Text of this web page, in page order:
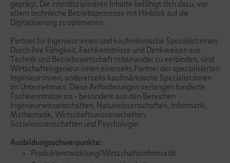
geprägt. Die interdisziplinären Inhalte befähigt dich dazu, vor
allem technische Betriebsprozesse mit Hinblick auf die
Digitalisierung zu optimieren.
Partner für Ingenieur:innen und kaufmännische Spezialist:innen
Durch ihre Fähigkeit, Fachkenntnisse und Denkweisen aus
Technik und Betriebswirtschaft miteinander zu verbinden, sind
Wirtschaftsingenieur:innen einerseits Partner der spezialisierten
Ingenieur:innen, andererseits kaufmännische Spezialist:innen
im Unternehmen. Diese Anforderungen verlangen fundierte
Fachkenntnisse ins - besondere aus den Bereichen
Ingenieurwissenschaften, Naturwissenschaften, Informatik,
Mathematik, Wirtschaftswissenschaften,
Sozialwissenschaften und Psychologie.
Ausbildungsschwerpunkte:
Produktentwicklung/Wirtschaftsinformatik